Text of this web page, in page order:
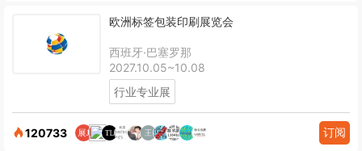
欧洲标签包装印刷展览会
西班牙·巴塞罗那
2027.10.05~10.08
行业专业展
120733 订阅